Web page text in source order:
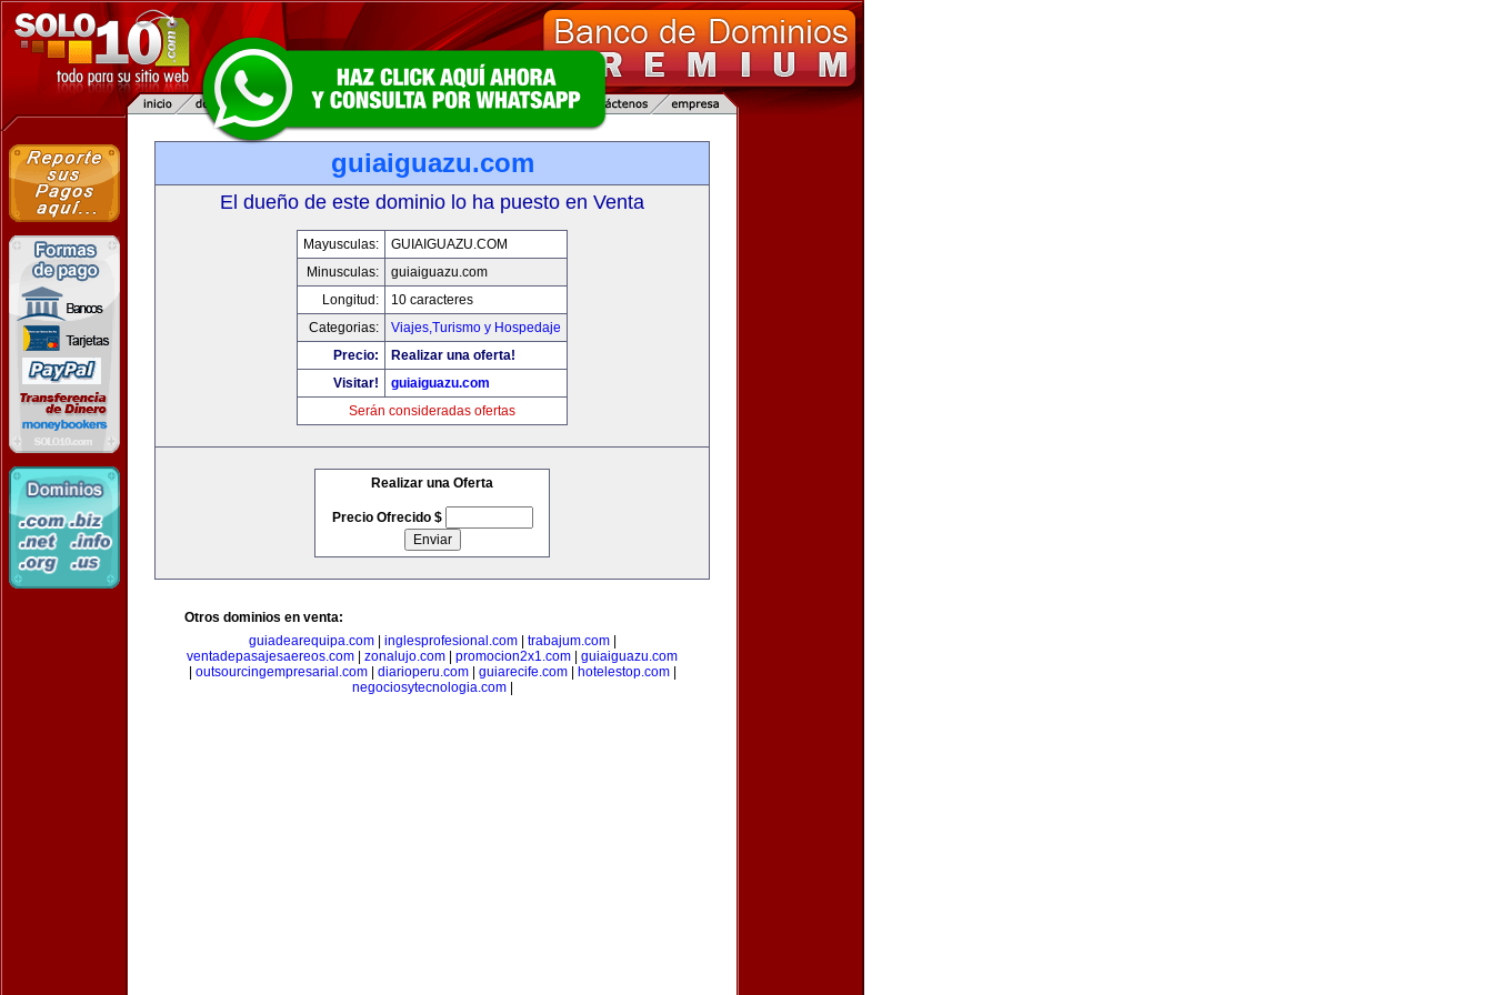
guiaiguazu.com
El dueño de este dominio lo ha puesto en Venta
Mayusculas:
GUIAIGUAZU.COM
Minusculas:
guiaiguazu.com
Longitud:
10 caracteres
Categorias:
Viajes,Turismo y Hospedaje
Precio:
Realizar una oferta!
Visitar!
guiaiguazu.com
Serán consideradas ofertas
Realizar una Oferta
Precio Ofrecido $
Otros dominios en venta:
guiadearequipa.com| inglesprofesional.com| trabajum.com|
ventadepasajesaereos.com
zonalujo.com promocion2x1.com
guiaiguazu.com
outsourcingempresarial.com| diarioperu.com| guiarecife.com| hotelestop.com|
negociosytecnologia.com|